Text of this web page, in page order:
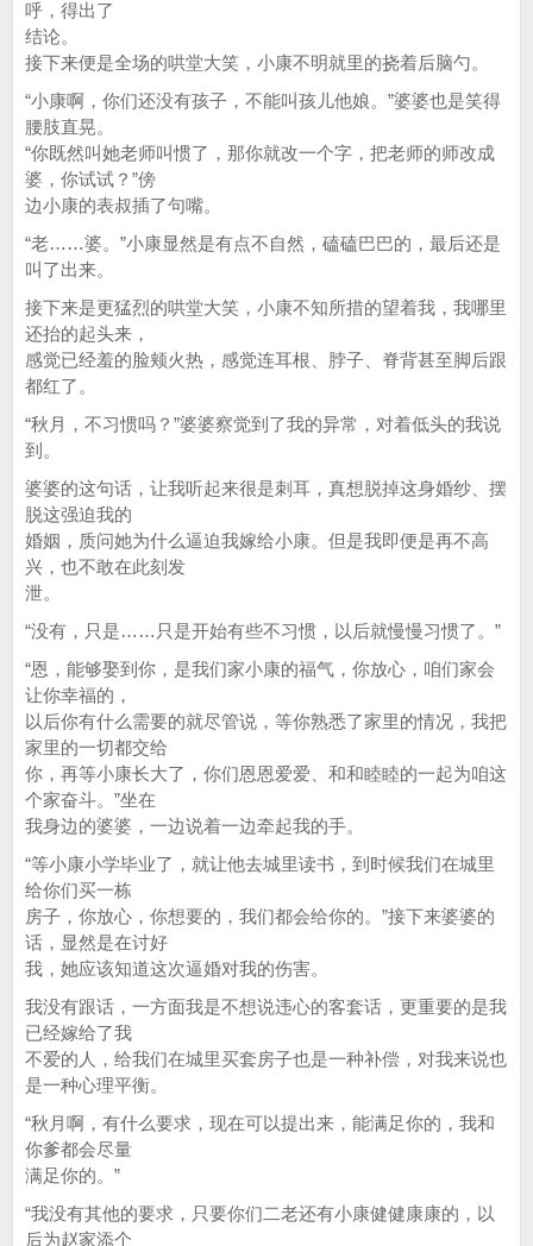
呼，得出了
结论。
接下来便是全场的哄堂大笑，小康不明就里的挠着后脑勺。
“小康啊，你们还没有孩子，不能叫孩儿他娘。”婆婆也是笑得
腰肢直晃。
“你既然叫她老师叫惯了，那你就改一个字，把老师的师改成
婆，你试试？”傍
边小康的表叔插了句嘴。
“老……婆。”小康显然是有点不自然，磕磕巴巴的，最后还是
叫了出来。
接下来是更猛烈的哄堂大笑，小康不知所措的望着我，我哪里
还抬的起头来，
感觉已经羞的脸颊火热，感觉连耳根、脖子、脊背甚至脚后跟
都红了。
“秋月，不习惯吗？”婆婆察觉到了我的异常，对着低头的我说
到。
婆婆的这句话，让我听起来很是刺耳，真想脱掉这身婚纱、摆
脱这强迫我的
婚姻，质问她为什么逼迫我嫁给小康。但是我即便是再不高
兴，也不敢在此刻发
泄。
“没有，只是……只是开始有些不习惯，以后就慢慢习惯了。”
“恩，能够娶到你，是我们家小康的福气，你放心，咱们家会
让你幸福的，
以后你有什么需要的就尽管说，等你熟悉了家里的情况，我把
家里的一切都交给
你，再等小康长大了，你们恩恩爱爱、和和睦睦的一起为咱这
个家奋斗。”坐在
我身边的婆婆，一边说着一边牵起我的手。
“等小康小学毕业了，就让他去城里读书，到时候我们在城里
给你们买一栋
房子，你放心，你想要的，我们都会给你的。”接下来婆婆的
话，显然是在讨好
我，她应该知道这次逼婚对我的伤害。
我没有跟话，一方面我是不想说违心的客套话，更重要的是我
已经嫁给了我
不爱的人，给我们在城里买套房子也是一种补偿，对我来说也
是一种心理平衡。
“秋月啊，有什么要求，现在可以提出来，能满足你的，我和
你爹都会尽量
满足你的。”
“我没有其他的要求，只要你们二老还有小康健健康康的，以
后为赵家添个